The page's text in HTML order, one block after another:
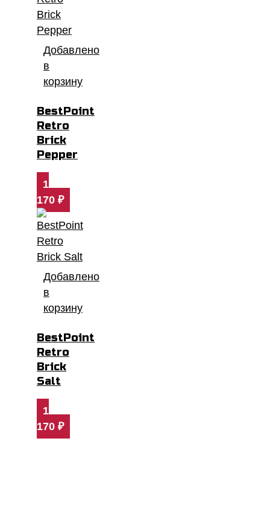
Добавлено
в
корзину
BestPoint
Retro
Brick
Pepper
1
170 ₽
Добавлено
в
корзину
BestPoint
Retro
Brick
Salt
1
170 ₽